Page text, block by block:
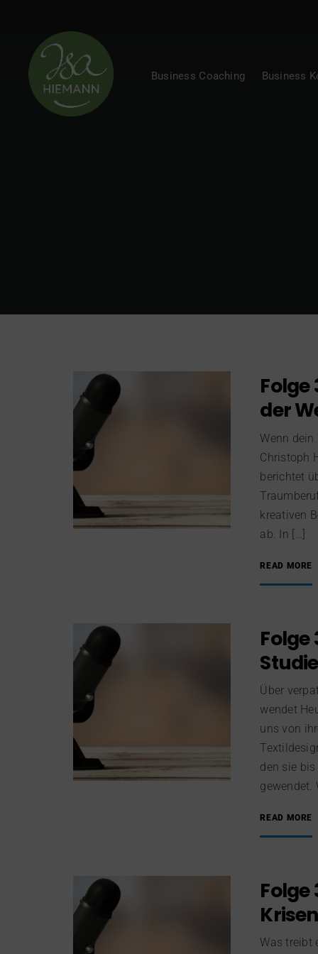
Business Coaching Business
Folge
der
Wenn
Christoph
berichtet
kreativen
ab. In […]
READ MORE
Folge
Über
wendet
uns von
den sie
gewendet.
READ MORE
Folge
Was treibt